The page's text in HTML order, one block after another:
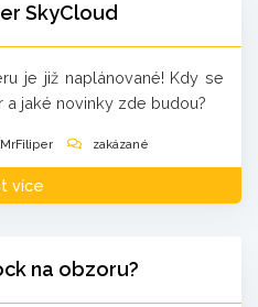
SkyCloud
je již naplánované! Kdy se
a jaké novinky zde budou?
MrFiliper zakázané
více
na obzoru?